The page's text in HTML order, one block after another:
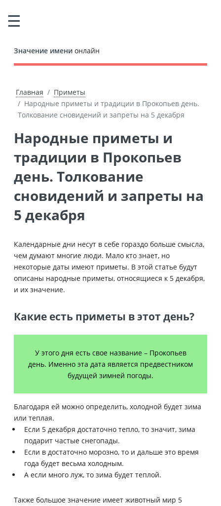
Значение имени онлайн
Главная
Приметы
Народные приметы и традиции в Прокопьев день.
Толкование сновидений и запреты на 5 декабря
Народные приметы и
традиции в Прокопьев
день. Толкование
сновидений и запреты на
5 декабря
Календарные дни несут в себе гораздо больше смысла,
чем думают многие люди. Мало кто знает, но
некоторые даты имеют приметы. В этой статье будут
описаны народные приметы, относящиеся к 5 декабря,
и их значение.
Какие есть приметы в этот день?
У этого дня есть свое название – Прокопьев
день. Именно эта дата является предвестником
будущей зимней погоды.
Благодаря ей можно определить, холодной будет зима
или теплая.
Если 5 декабря достаточно тепло, то значит, зима
подарит частые снегопады.
Если в достаточно морозно, то и дальше это время
года будет весьма холодным.
А если много луж, то зима будет теплой.
Также большое значение имеет животный мир 5